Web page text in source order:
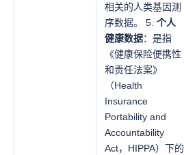
相关的人类基因测
序数据。 5. 个人
健康数据：是指
《健康保险便携性
和责任法案》
（Health
Insurance
Portability and
Accountability
Act，HIPPA）下的